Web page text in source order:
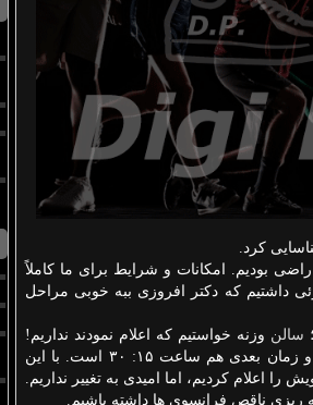
كرد.
بودیم. امكانات و شرایط برای ما كاملاً
داشتیم كه دكتر افروزی ببه خوبی مراحل
سالن وزنه خواستیم كه اعلام نمودند نداریم!
ضمن اینكه زمان های تمرین ما بسیار ببهم نزدیك است. بعنوان مثال ساعت ۱۲: ۳۰ تمرین داریم و زمان بعدی هم ساعت ۱۵: ۳۰ است. با این
اعلام كردیم، اما امیدی به تغییر نداریم.
ریزی ناقص فرانسوی ها داشته باشیم.